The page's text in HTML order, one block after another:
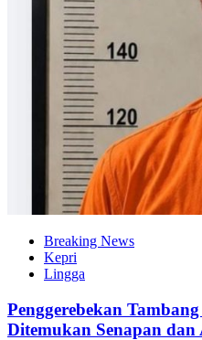
Breaking News
Kepri
Lingga
Penggerebekan
Ditemukan Senapan